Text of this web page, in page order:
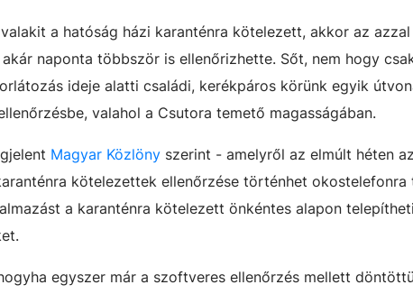
a hatóság házi karanténra kötelezett, akkor az
naponta többször is ellenőrizhette. Sőt, nem hogy
ideje alatti családi, kerékpáros körünk egyik
valahol a Csutora temető magasságában.
Magyar Közlöny szerint - amelyről az elmúlt héten
kötelezettek ellenőrzése történhet okostelefonra
a karanténra kötelezett önkéntes alapon
egyszer már a szoftveres ellenőrzés mellett